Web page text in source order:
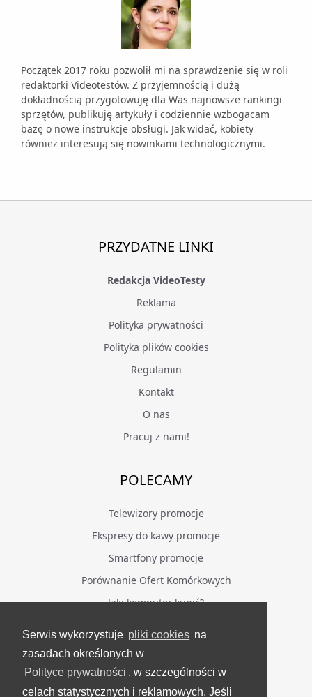
Serwis wykorzystuje pliki cookies na
zasadach określonych w
Polityce prywatności , w szczególności w
celach statystycznych i reklamowych. Jeśli
Początek 2017 roku pozwolił mi na sprawdzenie się w roli
redaktorki Videotestów. Z przyjemnością i dużą
dokładnością przygotowuję dla Was najnowsze rankingi
sprzętów, publikuję artykuły i codziennie wzbogacam
bazę o nowe instrukcje obsługi. Jak widać, kobiety
również interesują się nowinkami technologicznymi.
PRZYDATNE LINKI
Redakcja VideoTesty
Reklama
Polityka prywatności
Polityka plików cookies
Regulamin
Kontakt
O nas
Pracuj z nami!
POLECAMY
Telewizory promocje
Ekspresy do kawy promocje
Smartfony promocje
Porównanie Ofert Komórkowych
Jaki komputer kupić?
BĄDŹ NA BIEŻĄCO
Facebook